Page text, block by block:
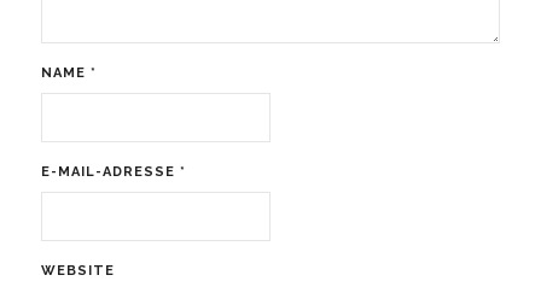
NAME *
E-MAIL-ADRESSE *
WEBSITE